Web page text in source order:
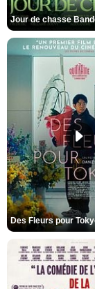
Jour de chasse